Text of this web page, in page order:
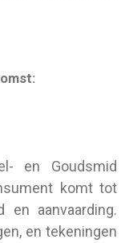
en Goudsmid
komt tot
en aanvaarding.
en tekeningen